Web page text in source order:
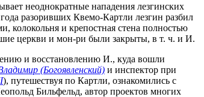
неоднократные нападения лезгинских
разоривших Квемо-Картли лезгин разбил
колокольня и крепостная стена полностью
церкви и мон-ри были закрыты, в т. ч. и И.
и восстановлению И., куда вошли
(Богоявленский) и инспектор при
), путешествуя по Картли, ознакомились с
Бильфельд, автор проектов многих